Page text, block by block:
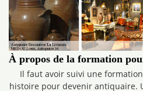
À propos de la formation
Il faut avoir suivi une
histoire pour devenir antiquaire.